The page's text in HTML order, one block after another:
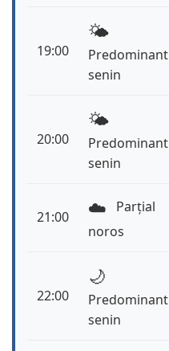
19:00
🌤️
Predominant
senin
20:00
🌤️
Predominant
senin
21:00 ☁️
Parțial
noros
22:00
🌙
Predominant
senin